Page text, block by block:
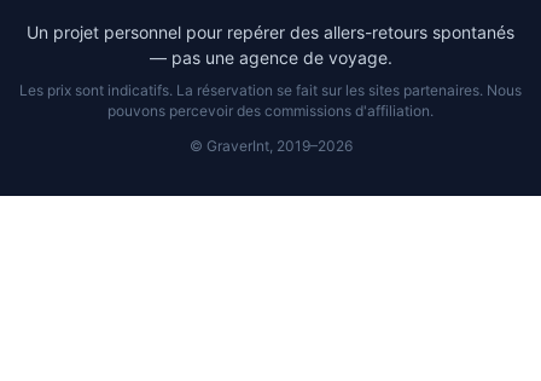
Un projet personnel pour repérer des allers-retours spontanés
— pas une agence de voyage.
Les prix sont indicatifs. La réservation se fait sur les sites partenaires. Nous
pouvons percevoir des commissions d'affiliation.
© GraverInt, 2019–2026